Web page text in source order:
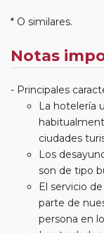
* O similares.
Notas
Principales
La hotelería
ciudades
Los
son de tipo
El servicio
parte de
persona en